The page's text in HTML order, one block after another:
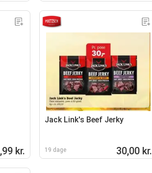
kr.
Jack Link's Beef Jerky
19 dage 30,00 kr.